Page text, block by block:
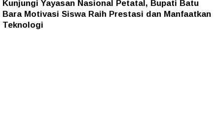
Kunjungi Yayasan Nasional Petatal, Bupati Batu
Bara Motivasi Siswa Raih Prestasi dan Manfaatkan
Teknologi